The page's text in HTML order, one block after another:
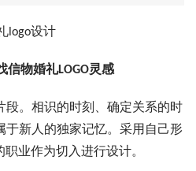
logo设计
信物婚礼LOGO灵感
。相识的时刻、确定关系的时
于新人的独家记忆。采用自己形
业作为切入进行设计。